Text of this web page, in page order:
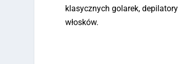
klasycznych golarek,
włosków.